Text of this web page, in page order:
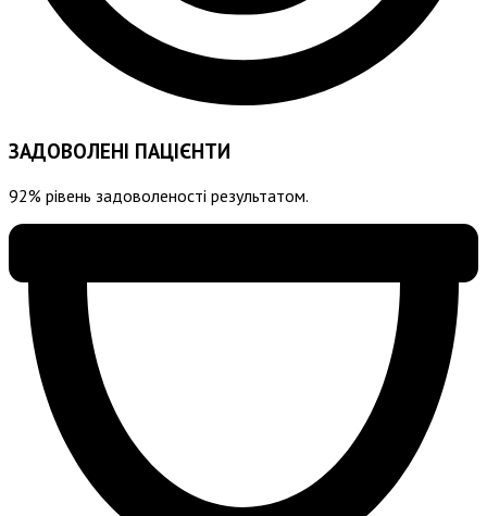
ЗАДОВОЛЕНІ ПАЦІЄНТИ
92% рівень задоволеності результатом.